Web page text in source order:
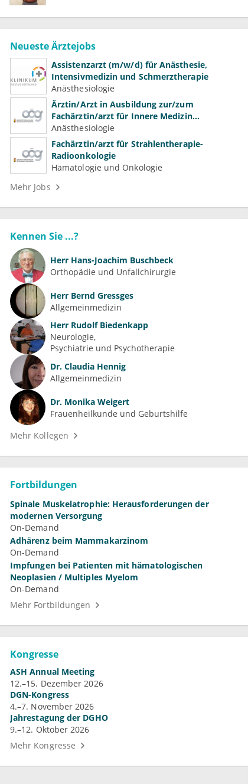
Neueste Ärztejobs
Assistenzarzt (m/w/d) für Anästhesie,
Intensivmedizin und Schmerztherapie
Anästhesiologie
Ärztin/Arzt in Ausbildung zur/zum
Fachärztin/arzt für Innere Medizin
(Kardiologie, Nephrologie, Intensivmedizin)
Anästhesiologie
Fachärztin/arzt für Strahlentherapie-
Radioonkologie
Hämatologie und Onkologie
Mehr Jobs
Kennen Sie ...?
Herr Hans-Joachim Buschbeck
Orthopädie und Unfallchirurgie
Herr Bernd Gressges
Allgemeinmedizin
Herr Rudolf Biedenkapp
Neurologie
Psychiatrie und Psychotherapie
Dr. Claudia Hennig
Allgemeinmedizin
Dr. Monika Weigert
Frauenheilkunde und Geburtshilfe
Mehr Kollegen
Fortbildungen
Spinale Muskelatrophie: Herausforderungen der
modernen Versorgung
On-Demand
Adhärenz beim Mammakarzinom
On-Demand
Impfungen bei Patienten mit hämatologischen
Neoplasien / Multiples Myelom
On-Demand
Mehr Fortbildungen
Kongresse
ASH Annual Meeting
12.–15. Dezember 2026
DGN-Kongress
4.–7. November 2026
Jahrestagung der DGHO
9.–12. Oktober 2026
Mehr Kongresse